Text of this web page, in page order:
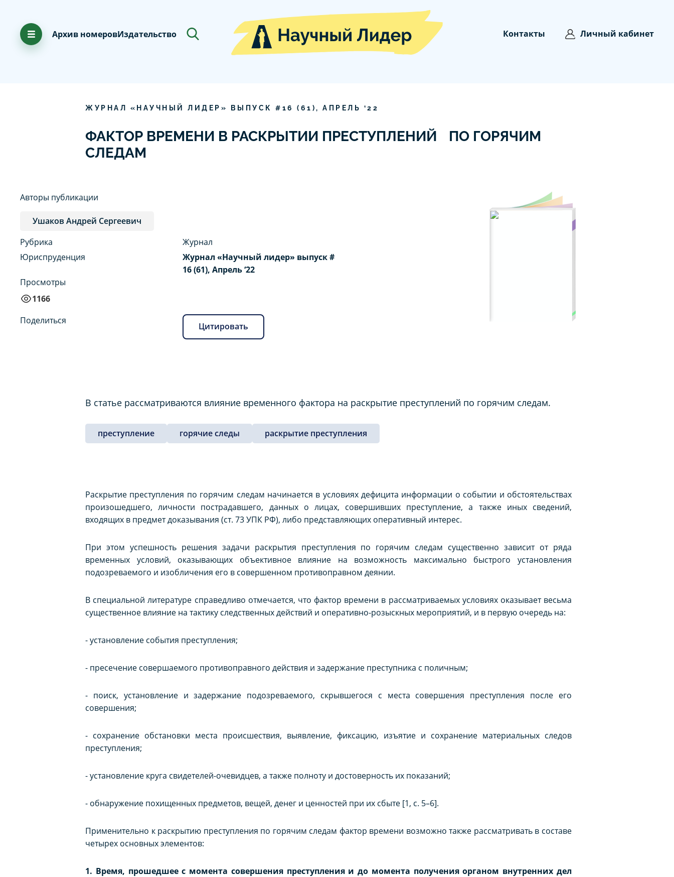
Архив номеровИздательство Контакты Личный кабинет
ЖУРНАЛ «НАУЧНЫЙ ЛИДЕР» ВЫПУСК # 16 ( 61 ), АПРЕЛЬ ‘22
ФАКТОР ВРЕМЕНИ В РАСКРЫТИИ ПРЕСТУПЛЕНИЙ ПО ГОРЯЧИМ
СЛЕДАМ
Авторы публикации
Ушаков Андрей Сергеевич
Рубрика
Юриспруденция
Просмотры
1166
Журнал
Журнал «Научный лидер» выпуск #
16 (61), Апрель ‘22
Поделиться
Цитировать
В статье рассматриваются влияние временного фактора на раскрытие преступлений по горячим следам.
преступление горячие следы раскрытие преступления
Раскрытие преступления по горячим следам начинается в условиях дефицита информации о событии и обстоятельствах
произошедшего, личности пострадавшего, данных о лицах, совершивших преступление, а также иных сведений,
входящих в предмет доказывания (ст. 73 УПК РФ), либо представляющих оперативный интерес.
При этом успешность решения задачи раскрытия преступления по горячим следам существенно зависит от ряда
временных условий, оказывающих объективное влияние на возможность максимально быстрого установления
подозреваемого и изобличения его в совершенном противоправном деянии.
В специальной литературе справедливо отмечается, что фактор времени в рассматриваемых условиях оказывает весьма
существенное влияние на тактику следственных действий и оперативно-розыскных мероприятий, и в первую очередь на:
- установление события преступления;
- пресечение совершаемого противоправного действия и задержание преступника с поличным;
- поиск, установление и задержание подозреваемого, скрывшегося с места совершения преступления после его
совершения;
- сохранение обстановки места происшествия, выявление, фиксацию, изъятие и сохранение материальных следов
преступления;
- установление круга свидетелей-очевидцев, а также полноту и достоверность их показаний;
- обнаружение похищенных предметов, вещей, денег и ценностей при их сбыте [1, с. 5–6].
Применительно к раскрытию преступления по горячим следам фактор времени возможно также рассматривать в составе
четырех основных элементов:
1. Время, прошедшее с момента совершения преступления и до момента получения органом внутренних дел